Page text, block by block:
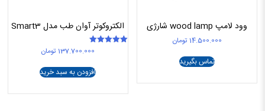
وود لامپ wood lamp شارژی
14.500.000 تومان
تماس بگیرید
الکتروکوتر آوان طب مدل Smart3
137.700.000 تومان
افزودن به سبد خرید